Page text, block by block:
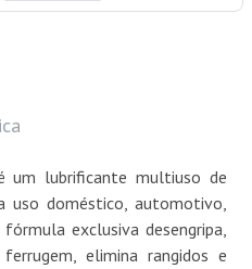
lubrificante multiuso de
uso doméstico, automotivo,
exclusiva desengripa,
elimina rangidos e